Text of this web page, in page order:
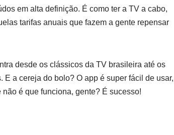
em alta definição. É como ter a TV a cabo,
tarifas anuais que fazem a gente repensar
desde os clássicos da TV brasileira até os
a cereja do bolo? O app é super fácil de usar,
é que funciona, gente? É sucesso!